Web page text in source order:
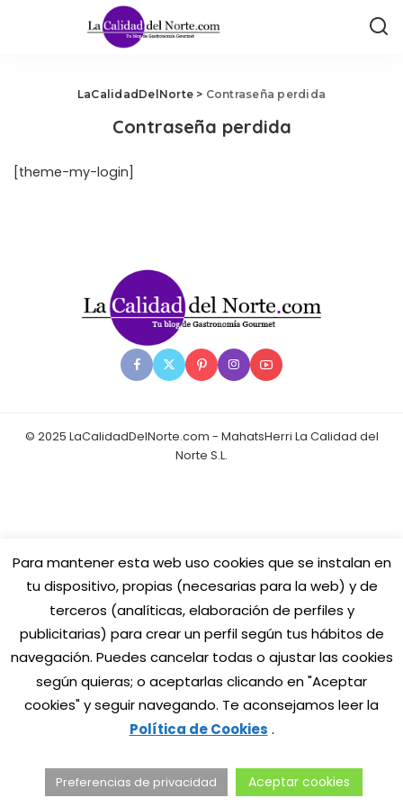
LaCalidadDelNorte > Contraseña perdida
Contraseña perdida
[theme-my-login]
© 2025 LaCalidadDelNorte.com - MahatsHerri La Calidad del
Norte S.L.
Para mantener esta web uso cookies que se instalan en
tu dispositivo, propias (necesarias para la web) y de
terceros (analíticas, elaboración de perfiles y
publicitarias) para crear un perfil según tus hábitos de
navegación. Puedes cancelar todas o ajustar las cookies
según quieras; o aceptarlas clicando en "Aceptar
cookies" y seguir navegando. Te aconsejamos leer la
Política de Cookies .
Preferencias de privacidad Aceptar cookies